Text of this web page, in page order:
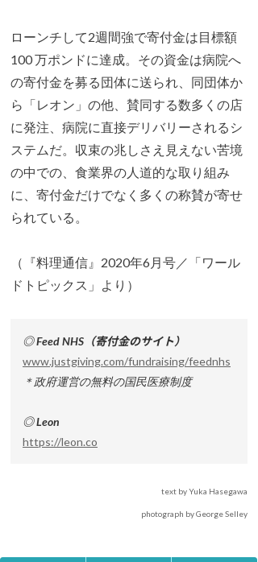
ローンチして2週間強で寄付金は目標額
100 万ポンドに達成。その資金は病院へ
の寄付金を募る団体に送られ、同団体か
ら「レオン」の他、賛同する数多くの店
に発注、病院に直接デリバリーされるシ
ステムだ。収束の兆しさえ見えない苦境
の中での、食業界の人道的な取り組み
に、寄付金だけでなく多くの称賛が寄せ
られている。
（『料理通信』2020年6月号／「ワール
ドトピックス」より）
◎ Feed NHS（寄付金のサイト）
www.justgiving.com/fundraising/feednhs
＊政府運営の無料の国民医療制度
◎ Leon
https://leon.co
text by Yuka Hasegawa
photograph by George Selley